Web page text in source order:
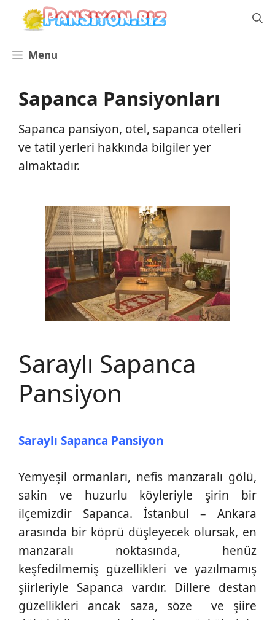
İçeriğe
Menu
Sapanca Pansiyonları
Sapanca pansiyon, otel, sapanca otelleri
ve tatil yerleri hakkında bilgiler yer
almaktadır.
Saraylı Sapanca
Pansiyon
Saraylı Sapanca Pansiyon
Yemyeşil ormanları, nefis manzaralı gölü,
sakin ve huzurlu köyleriyle şirin bir
ilçemizdir Sapanca. İstanbul – Ankara
arasında bir köprü düşleyecek olursak, en
manzaralı noktasında, henüz
keşfedilmemiş güzellikleri ve yazılmamış
şiirleriyle Sapanca vardır. Dillere destan
güzellikleri ancak saza, söze ve şiire